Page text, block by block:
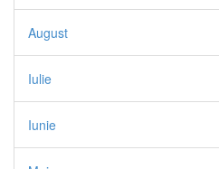
August
Iulie
Iunie